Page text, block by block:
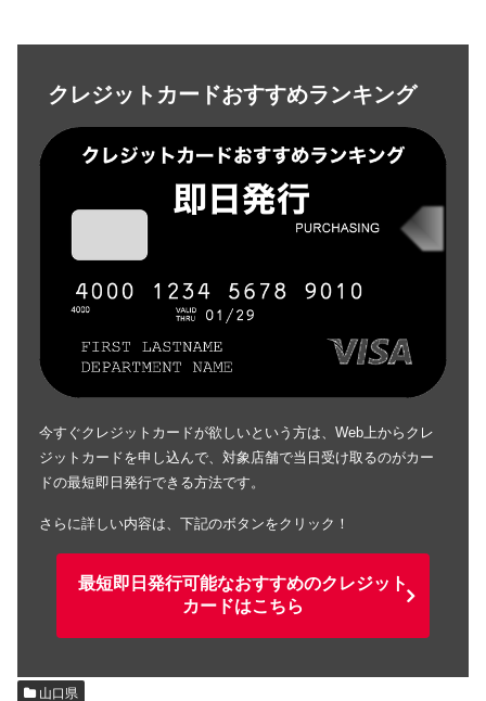
クレジットカードおすすめランキング
今すぐクレジットカードが欲しいという方は、Web上からクレ
ジットカードを申し込んで、対象店舗で当日受け取るのがカー
ドの最短即日発行できる方法です。
さらに詳しい内容は、下記のボタンをクリック！
最短即日発行可能なおすすめのクレジット
カードはこちら
山口県